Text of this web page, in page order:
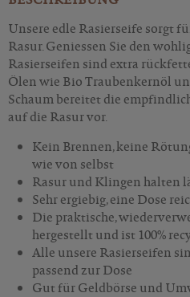
Unsere edle Rasierseife sorgt
Rasur. Geniessen Sie den
Rasierseifen sind extra
Ölen wie Bio Traubenkernöl
Schaum bereitet die
auf die Rasur vor.
Kein Brennen, keine
wie von selbst
Rasur und Klingen halten
Sehr ergiebig, eine Dose
Die praktische,
hergestellt und ist 100%
Alle unsere Rasierseifen
passend zur Dose
Gut für Geldbörse und